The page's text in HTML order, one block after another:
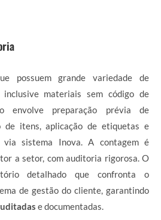
possuem grande variedade de
inclusive materiais sem código de
envolve preparação prévia de
de itens, aplicação de etiquetas e
via sistema Inova. A contagem é
a setor, com auditoria rigorosa. O
detalhado que confronta o
de gestão do cliente, garantindo
e documentadas.